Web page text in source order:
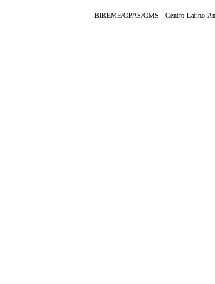
BIREME/OPAS/OMS - Centro Latino-